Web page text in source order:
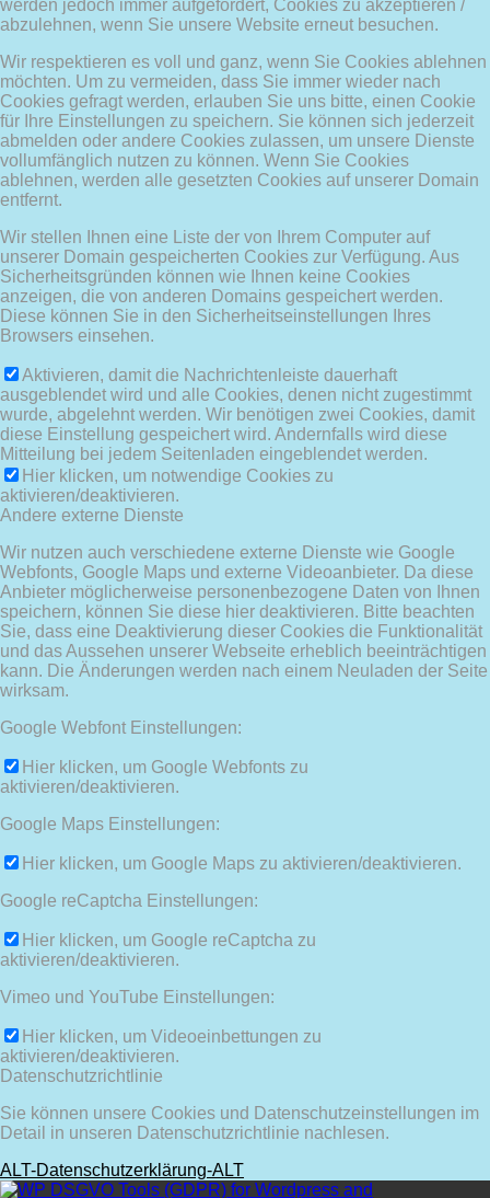
werden jedoch immer aufgefordert, Cookies zu akzeptieren /
abzulehnen, wenn Sie unsere Website erneut besuchen.
Wir respektieren es voll und ganz, wenn Sie Cookies ablehnen
möchten. Um zu vermeiden, dass Sie immer wieder nach
Cookies gefragt werden, erlauben Sie uns bitte, einen Cookie
für Ihre Einstellungen zu speichern. Sie können sich jederzeit
abmelden oder andere Cookies zulassen, um unsere Dienste
vollumfänglich nutzen zu können. Wenn Sie Cookies
ablehnen, werden alle gesetzten Cookies auf unserer Domain
entfernt.
Wir stellen Ihnen eine Liste der von Ihrem Computer auf
unserer Domain gespeicherten Cookies zur Verfügung. Aus
Sicherheitsgründen können wie Ihnen keine Cookies
anzeigen, die von anderen Domains gespeichert werden.
Diese können Sie in den Sicherheitseinstellungen Ihres
Browsers einsehen.
Aktivieren, damit die Nachrichtenleiste dauerhaft
ausgeblendet wird und alle Cookies, denen nicht zugestimmt
wurde, abgelehnt werden. Wir benötigen zwei Cookies, damit
diese Einstellung gespeichert wird. Andernfalls wird diese
Mitteilung bei jedem Seitenladen eingeblendet werden.
Hier klicken, um notwendige Cookies zu
aktivieren/deaktivieren.
Andere externe Dienste
Wir nutzen auch verschiedene externe Dienste wie Google
Webfonts, Google Maps und externe Videoanbieter. Da diese
Anbieter möglicherweise personenbezogene Daten von Ihnen
speichern, können Sie diese hier deaktivieren. Bitte beachten
Sie, dass eine Deaktivierung dieser Cookies die Funktionalität
und das Aussehen unserer Webseite erheblich beeinträchtigen
kann. Die Änderungen werden nach einem Neuladen der Seite
wirksam.
Google Webfont Einstellungen:
Hier klicken, um Google Webfonts zu
aktivieren/deaktivieren.
Google Maps Einstellungen:
Hier klicken, um Google Maps zu aktivieren/deaktivieren.
Google reCaptcha Einstellungen:
Hier klicken, um Google reCaptcha zu
aktivieren/deaktivieren.
Vimeo und YouTube Einstellungen:
Hier klicken, um Videoeinbettungen zu
aktivieren/deaktivieren.
Datenschutzrichtlinie
Sie können unsere Cookies und Datenschutzeinstellungen im
Detail in unseren Datenschutzrichtlinie nachlesen.
ALT-Datenschutzerklärung-ALT